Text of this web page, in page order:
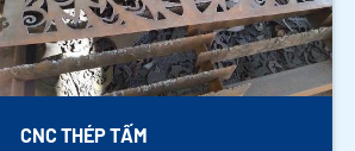
CNC THÉP TẤM